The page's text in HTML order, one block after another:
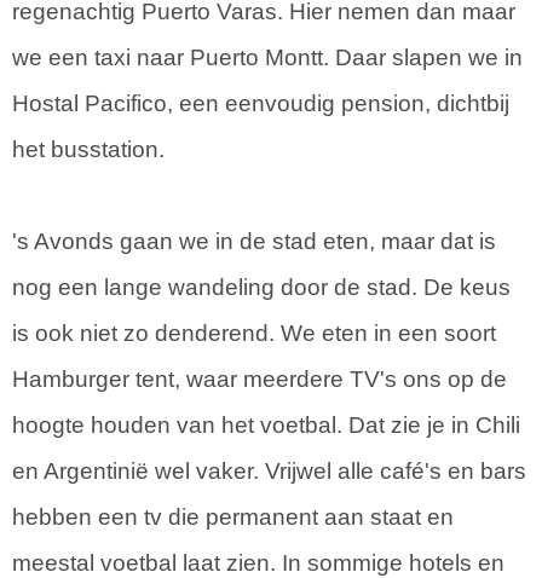
regenachtig Puerto Varas. Hier nemen dan maar
we een taxi naar Puerto Montt. Daar slapen we in
Hostal Pacifico, een eenvoudig pension, dichtbij
het busstation.
's Avonds gaan we in de stad eten, maar dat is
nog een lange wandeling door de stad. De keus
is ook niet zo denderend. We eten in een soort
Hamburger tent, waar meerdere TV's ons op de
hoogte houden van het voetbal. Dat zie je in Chili
en Argentinië wel vaker. Vrijwel alle café's en bars
hebben een tv die permanent aan staat en
meestal voetbal laat zien. In sommige hotels en